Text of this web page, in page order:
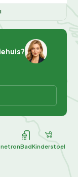
BadKinderstoel